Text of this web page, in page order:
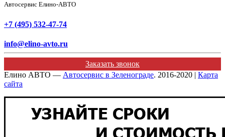
Автосервис Елино-АВТО
+7 (495) 532-47-74
info@elino-avto.ru
Заказать звонок
Елино АВТО — Автосервис в Зеленограде. 2016-2020 | Карта
сайта